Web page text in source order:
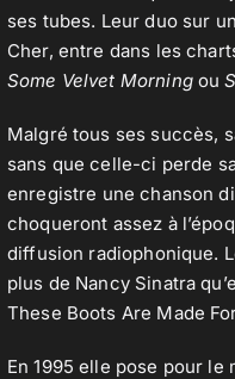
ses tubes. Leur duo sur
Cher, entre dans les
Some Velvet Morningou
Malgré tous ses succès,
sans que celle-ci perde
enregistre une chanson
choqueront assez à
diffusion radiophonique.
plus de Nancy Sinatra
These Boots Are Made
En 1995 elle pose pour le